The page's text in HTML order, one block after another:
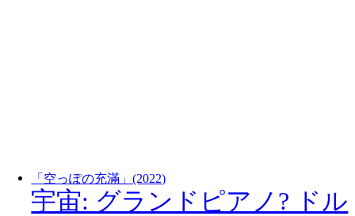
「空っぽの充滿」(2022)
宇宙: グランドピアノ? ドル